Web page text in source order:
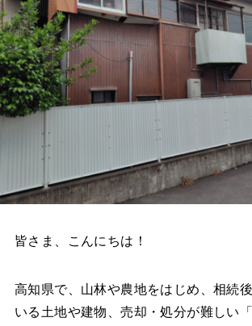
皆さま、こんにちは！
高知県で、山林や農地をはじめ、相続
いる土地や建物、売却・処分が難しい